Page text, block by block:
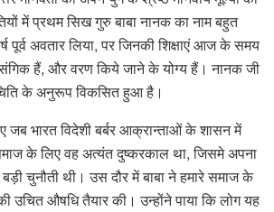
में प्रथम सिख गुरु बाबा नानक का नाम बहुत
पूर्व अवतार लिया, पर जिनकी शिक्षाएं आज के समय
हैं, और वरण किये जाने के योग्य हैं। नानक जी
के अनुरूप विकसित हुआ है।
जब भारत विदेशी बर्बर आक्रान्ताओं के शासन में
के लिए वह अत्यंत दुष्करकाल था, जिसमे अपना
चुनौती थी। उस दौर में बाबा ने हमारे समाज के
उचित औषधि तैयार की। उन्होंने पाया कि लोग यह